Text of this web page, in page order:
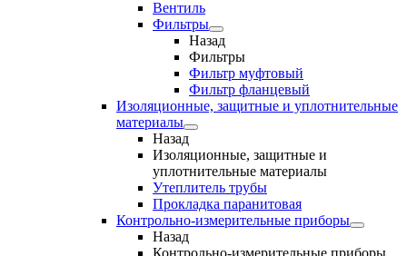
Вентиль
Фильтры
Назад
Фильтры
Фильтр муфтовый
Фильтр фланцевый
Изоляционные, защитные и уплотнительные
материалы
Назад
Изоляционные, защитные и
уплотнительные материалы
Утеплитель трубы
Прокладка паранитовая
Контрольно-измерительные приборы
Назад
Контрольно-измерительные приборы